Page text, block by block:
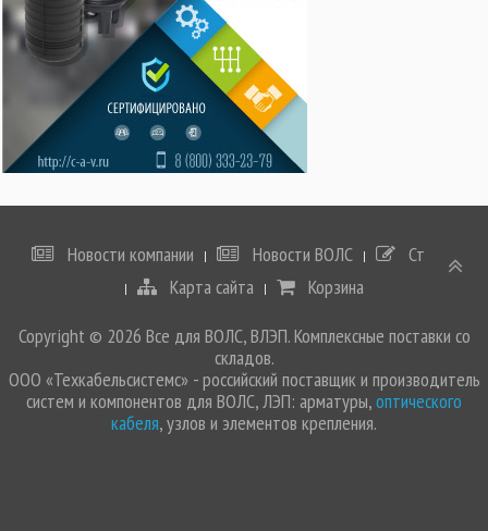
Новости компании Новости ВОЛС
Статьи
Карта сайта
Корзина
Copyright © 2026 Все для ВОЛС, ВЛЭП. Комплексные поставки со
складов.
ООО «Техкабельсистемс» - российский поставщик и производитель
систем и компонентов для ВОЛС, ЛЭП: арматуры,оптического
кабеля, узлов и элементов крепления.